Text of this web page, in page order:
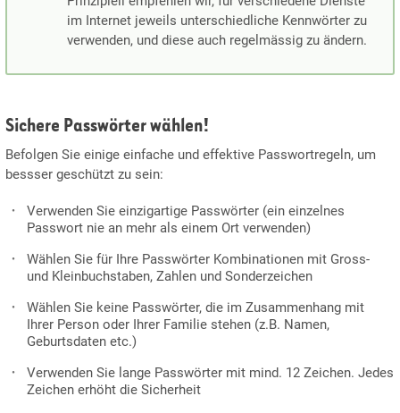
im Internet jeweils unterschiedliche Kennwörter zu
verwenden, und diese auch regelmässig zu ändern.
Sichere Passwörter wählen!
Befolgen Sie einige einfache und effektive Passwortregeln, um
bessser geschützt zu sein:
Verwenden Sie einzigartige Passwörter (ein einzelnes
Passwort nie an mehr als einem Ort verwenden)
Wählen Sie für Ihre Passwörter Kombinationen mit Gross-
und Kleinbuchstaben, Zahlen und Sonderzeichen
Wählen Sie keine Passwörter, die im Zusammenhang mit
Ihrer Person oder Ihrer Familie stehen (z.B. Namen,
Geburtsdaten etc.)
Verwenden Sie lange Passwörter mit mind. 12 Zeichen. Jedes
Zeichen erhöht die Sicherheit